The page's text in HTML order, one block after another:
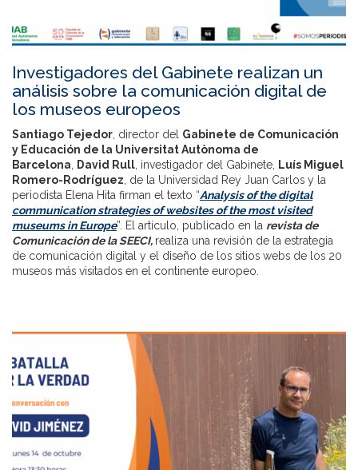
Investigadores del Gabinete realizan un
análisis sobre la comunicación digital de
los museos europeos
Santiago Tejedor , director del Gabinete de Comunicación
y Educación de la Universitat Autònoma de
Barcelona David Rull , investigador del Gabinete, Luís Miguel
Romero-Rodríguez , de la Universidad Rey Juan Carlos y la
periodista Elena Hita firman el texto “Analysis of the digital
communication strategies of websites of the most visited
museums in Europe”. El artículo, publicado en la revista de
Comunicación de la SEECI, realiza una revisión de la estrategia
de comunicación digital y el diseño de los sitios webs de los 20
museos más visitados en el continente europeo.